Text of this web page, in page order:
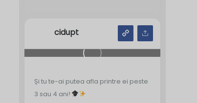
cidupt
Și tu te-ai putea afla printre ei peste
3 sau 4 ani!